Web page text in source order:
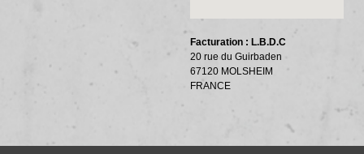
Facturation : L.B.D.C
20 rue du Guirbaden
67120 MOLSHEIM
FRANCE